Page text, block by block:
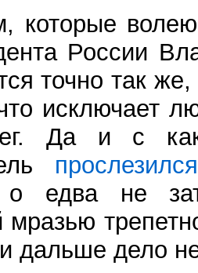
которые волею
России
точно так
исключает
Да и с
прослезился
едва не
дальше дело